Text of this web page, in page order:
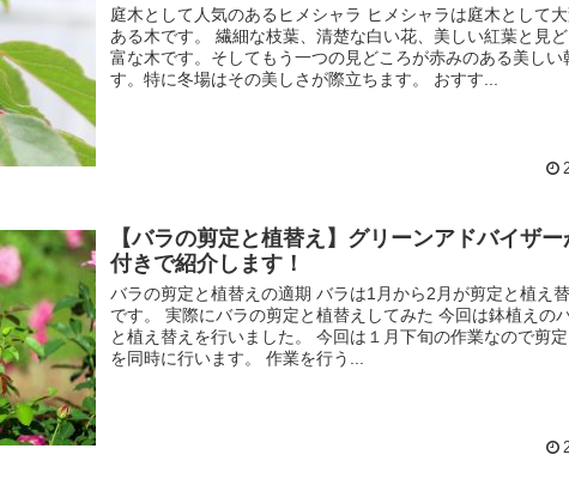
庭木として人気のあるヒメシャラ ヒメシャラは庭木として
ある木です。 繊細な枝葉、清楚な白い花、美しい紅葉と見
富な木です。そしてもう一つの見どころが赤みのある美しい
す。特に冬場はその美しさが際立ちます。 おすす...
【バラの剪定と植替え】グリーンアドバイザ
付きで紹介します！
バラの剪定と植替えの適期 バラは1月から2月が剪定と植え
です。 実際にバラの剪定と植替えしてみた 今回は鉢植えの
と植え替えを行いました。 今回は１月下旬の作業なので剪定
を同時に行います。 作業を行う...